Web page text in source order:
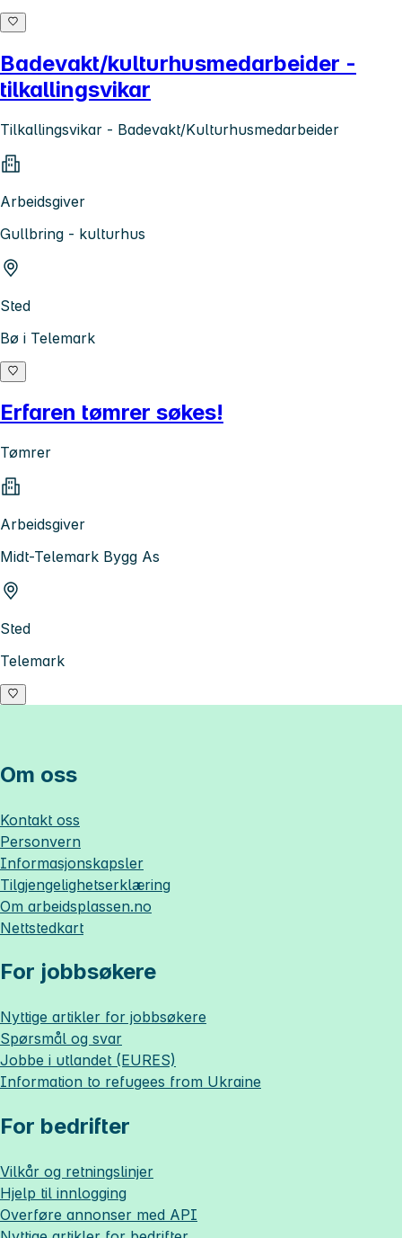
Badevakt/kulturhusmedarbeider -
tilkallingsvikar
Tilkallingsvikar - Badevakt/Kulturhusmedarbeider
Arbeidsgiver
Gullbring - kulturhus
Sted
Bø i Telemark
Erfaren tømrer søkes!
Tømrer
Arbeidsgiver
Midt-Telemark Bygg As
Sted
Telemark
Om oss
Kontakt oss
Personvern
Informasjonskapsler
Tilgjengelighetserklæring
Om arbeidsplassen.no
Nettstedkart
For jobbsøkere
Nyttige artikler for jobbsøkere
Spørsmål og svar
Jobbe i utlandet (EURES)
Information to refugees from Ukraine
For bedrifter
Vilkår og retningslinjer
Hjelp til innlogging
Overføre annonser med API